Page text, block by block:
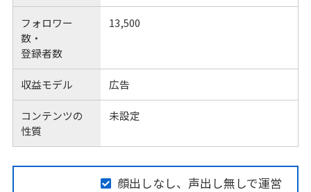
フォロワー
数・
登録者数
13,500
収益モデル 広告
コンテンツの
性質
未設定
顔出しなし、声出し無しで運営